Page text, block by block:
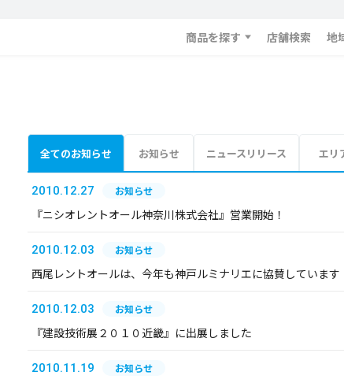
商品を探す 店舗検索 地
全てのお知らせ お知らせ ニュースリリース エリ
2010.12.27 お知らせ
『ニシオレントオール神奈川株式会社』営業開始！
2010.12.03 お知らせ
西尾レントオールは、今年も神戸ルミナリエに協賛しています
2010.12.03 お知らせ
『建設技術展２０１０近畿』に出展しました
2010.11.19 お知らせ